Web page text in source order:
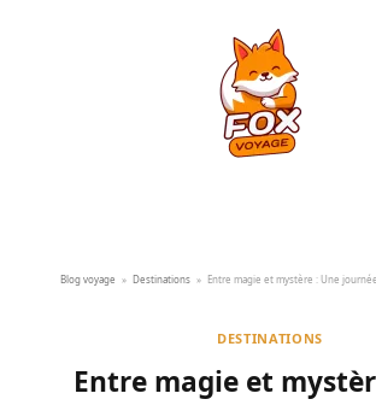
Blog voyage » Destinations » Entre magie et mystère : Une
DESTINATIONS
Entre magie et